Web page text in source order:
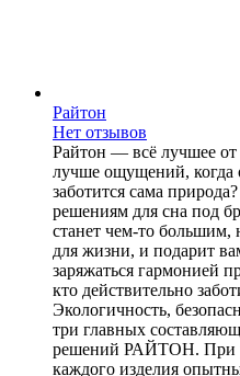
Райтон
Нет отзывов
Райтон — всё лучшее
лучше ощущений, когда
заботится сама
решениям для сна под
станет чем-то большим,
для жизни, и подарит
заряжаться
кто действительно
Экологичность,
три главных
решений РАЙТОН. При
каждого изделия